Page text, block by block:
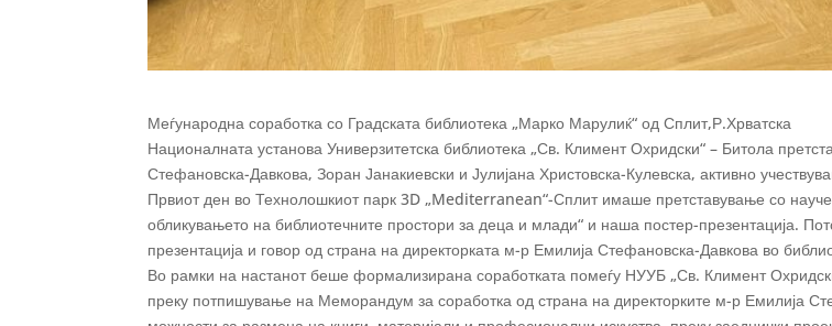
Меѓународна соработка со Градската библиотека „Марко Марулиќ“ од Сплит,Р.Хрватска
Националната установа Универзитетска библиотека „Св. Климент Охридски“ – Битола
Стефановска-Давкова, Зоран Јанакиевски и Јулијана Христовска-Кулевска, активно
Првиот ден во Технолошкиот парк 3D „Mediterranean“-Сплит имаше претставување со
обликувањето на библиотечните простори за деца и млади“ и наша постер-презентација.
презентација и говор од страна на директорката м-р Емилија Стефановска-Давкова во
Во рамки на настанот беше формализирана соработката помеѓу НУУБ „Св. Климент
преку потпишување на Меморандум за соработка од страна на директорките м-р Емилија